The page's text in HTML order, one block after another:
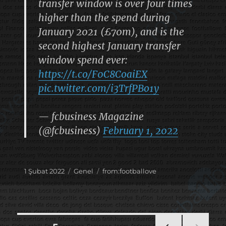
transfer window is over four times
higher than the spend during
January 2021 (£70m), and is the
second highest January transfer
window spend ever:
https://t.co/F0C8CoaiEX
pic.twitter.com/i3TrfPBo1y
— fcbusiness Magazine
(@fcbusiness) February 1, 2022
Yayın
1 Şubat 2022 Kategoriler
Genel Etiketler
from:footballove